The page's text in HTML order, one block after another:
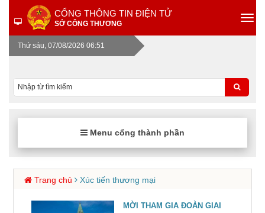
CỔNG THÔNG TIN ĐIỆN TỬ
SỞ CÔNG THƯƠNG
Thứ sáu, 07/08/2026 06:51
Menu cổng thành phần
Trang chủ Xúc tiến thương mại
MỜI THAM GIA ĐOÀN GIAI